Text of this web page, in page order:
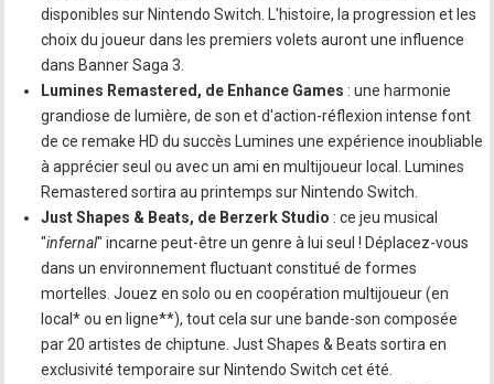
disponibles sur Nintendo Switch. L'histoire, la progression et les
choix du joueur dans les premiers volets auront une influence
dans Banner Saga 3.
Lumines Remastered, de Enhance Games : une harmonie
grandiose de lumière, de son et d'action-réflexion intense font
de ce remake HD du succès Lumines une expérience inoubliable
à apprécier seul ou avec un ami en multijoueur local. Lumines
Remastered sortira au printemps sur Nintendo Switch.
Just Shapes & Beats, de Berzerk Studio : ce jeu musical
"infernal" incarne peut-être un genre à lui seul ! Déplacez-vous
dans un environnement fluctuant constitué de formes
mortelles. Jouez en solo ou en coopération multijoueur (en
local* ou en ligne**), tout cela sur une bande-son composée
par 20 artistes de chiptune. Just Shapes & Beats sortira en
exclusivité temporaire sur Nintendo Switch cet été.